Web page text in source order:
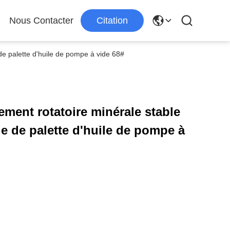
Nous Contacter Citation
palette d'huile de pompe à vide 68#
rotatoire minérale stable
de palette d'huile de pompe à